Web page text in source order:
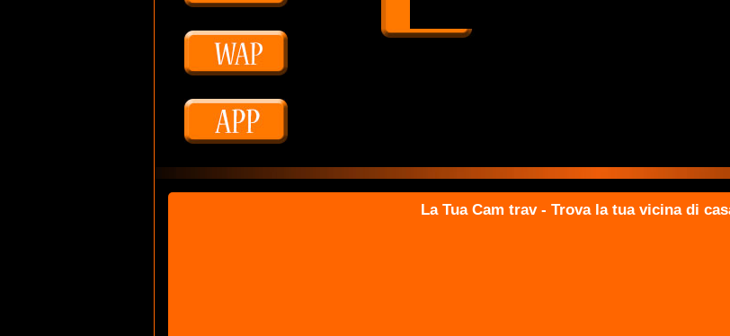
La Tua Cam trav - Trova la tua vicina di